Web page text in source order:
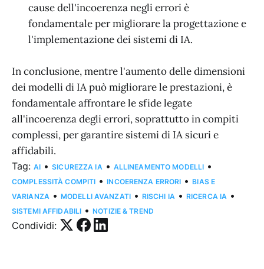
cause dell'incoerenza negli errori è
fondamentale per migliorare la progettazione e
l'implementazione dei sistemi di IA.
In conclusione, mentre l'aumento delle dimensioni
dei modelli di IA può migliorare le prestazioni, è
fondamentale affrontare le sfide legate
all'incoerenza degli errori, soprattutto in compiti
complessi, per garantire sistemi di IA sicuri e
affidabili.
Tag: AI • SICUREZZA IA • ALLINEAMENTO MODELLI •
COMPLESSITÀ COMPITI • INCOERENZA ERRORI • BIAS E
VARIANZA • MODELLI AVANZATI • RISCHI IA • RICERCA IA •
SISTEMI AFFIDABILI • NOTIZIE & TREND
Condividi: